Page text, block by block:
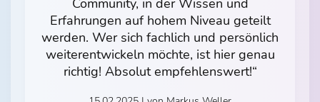
Community, in der Wissen und
Erfahrungen auf hohem Niveau geteilt
werden. Wer sich fachlich und persönlich
weiterentwickeln möchte, ist hier genau
richtig! Absolut empfehlenswert!“